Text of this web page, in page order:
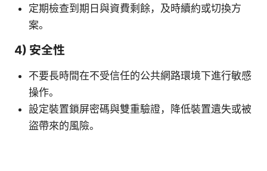
定期檢查到期日與資費剩餘，及時續約或切換方
案。
4) 安全性
不要長時間在不受信任的公共網路環境下進行敏感
操作。
設定裝置鎖屏密碼與雙重驗證，降低裝置遺失或被
盜帶來的風險。